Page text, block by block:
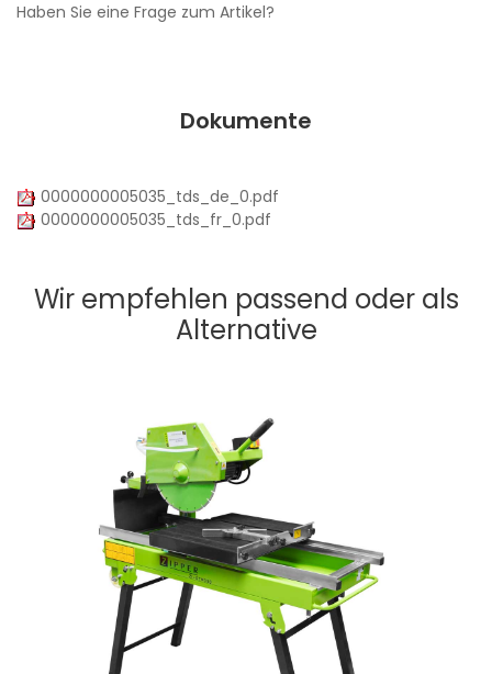
Haben Sie eine Frage zum Artikel?
Dokumente
0000000005035_tds_de_0.pdf
0000000005035_tds_fr_0.pdf
Wir empfehlen passend oder als
Alternative